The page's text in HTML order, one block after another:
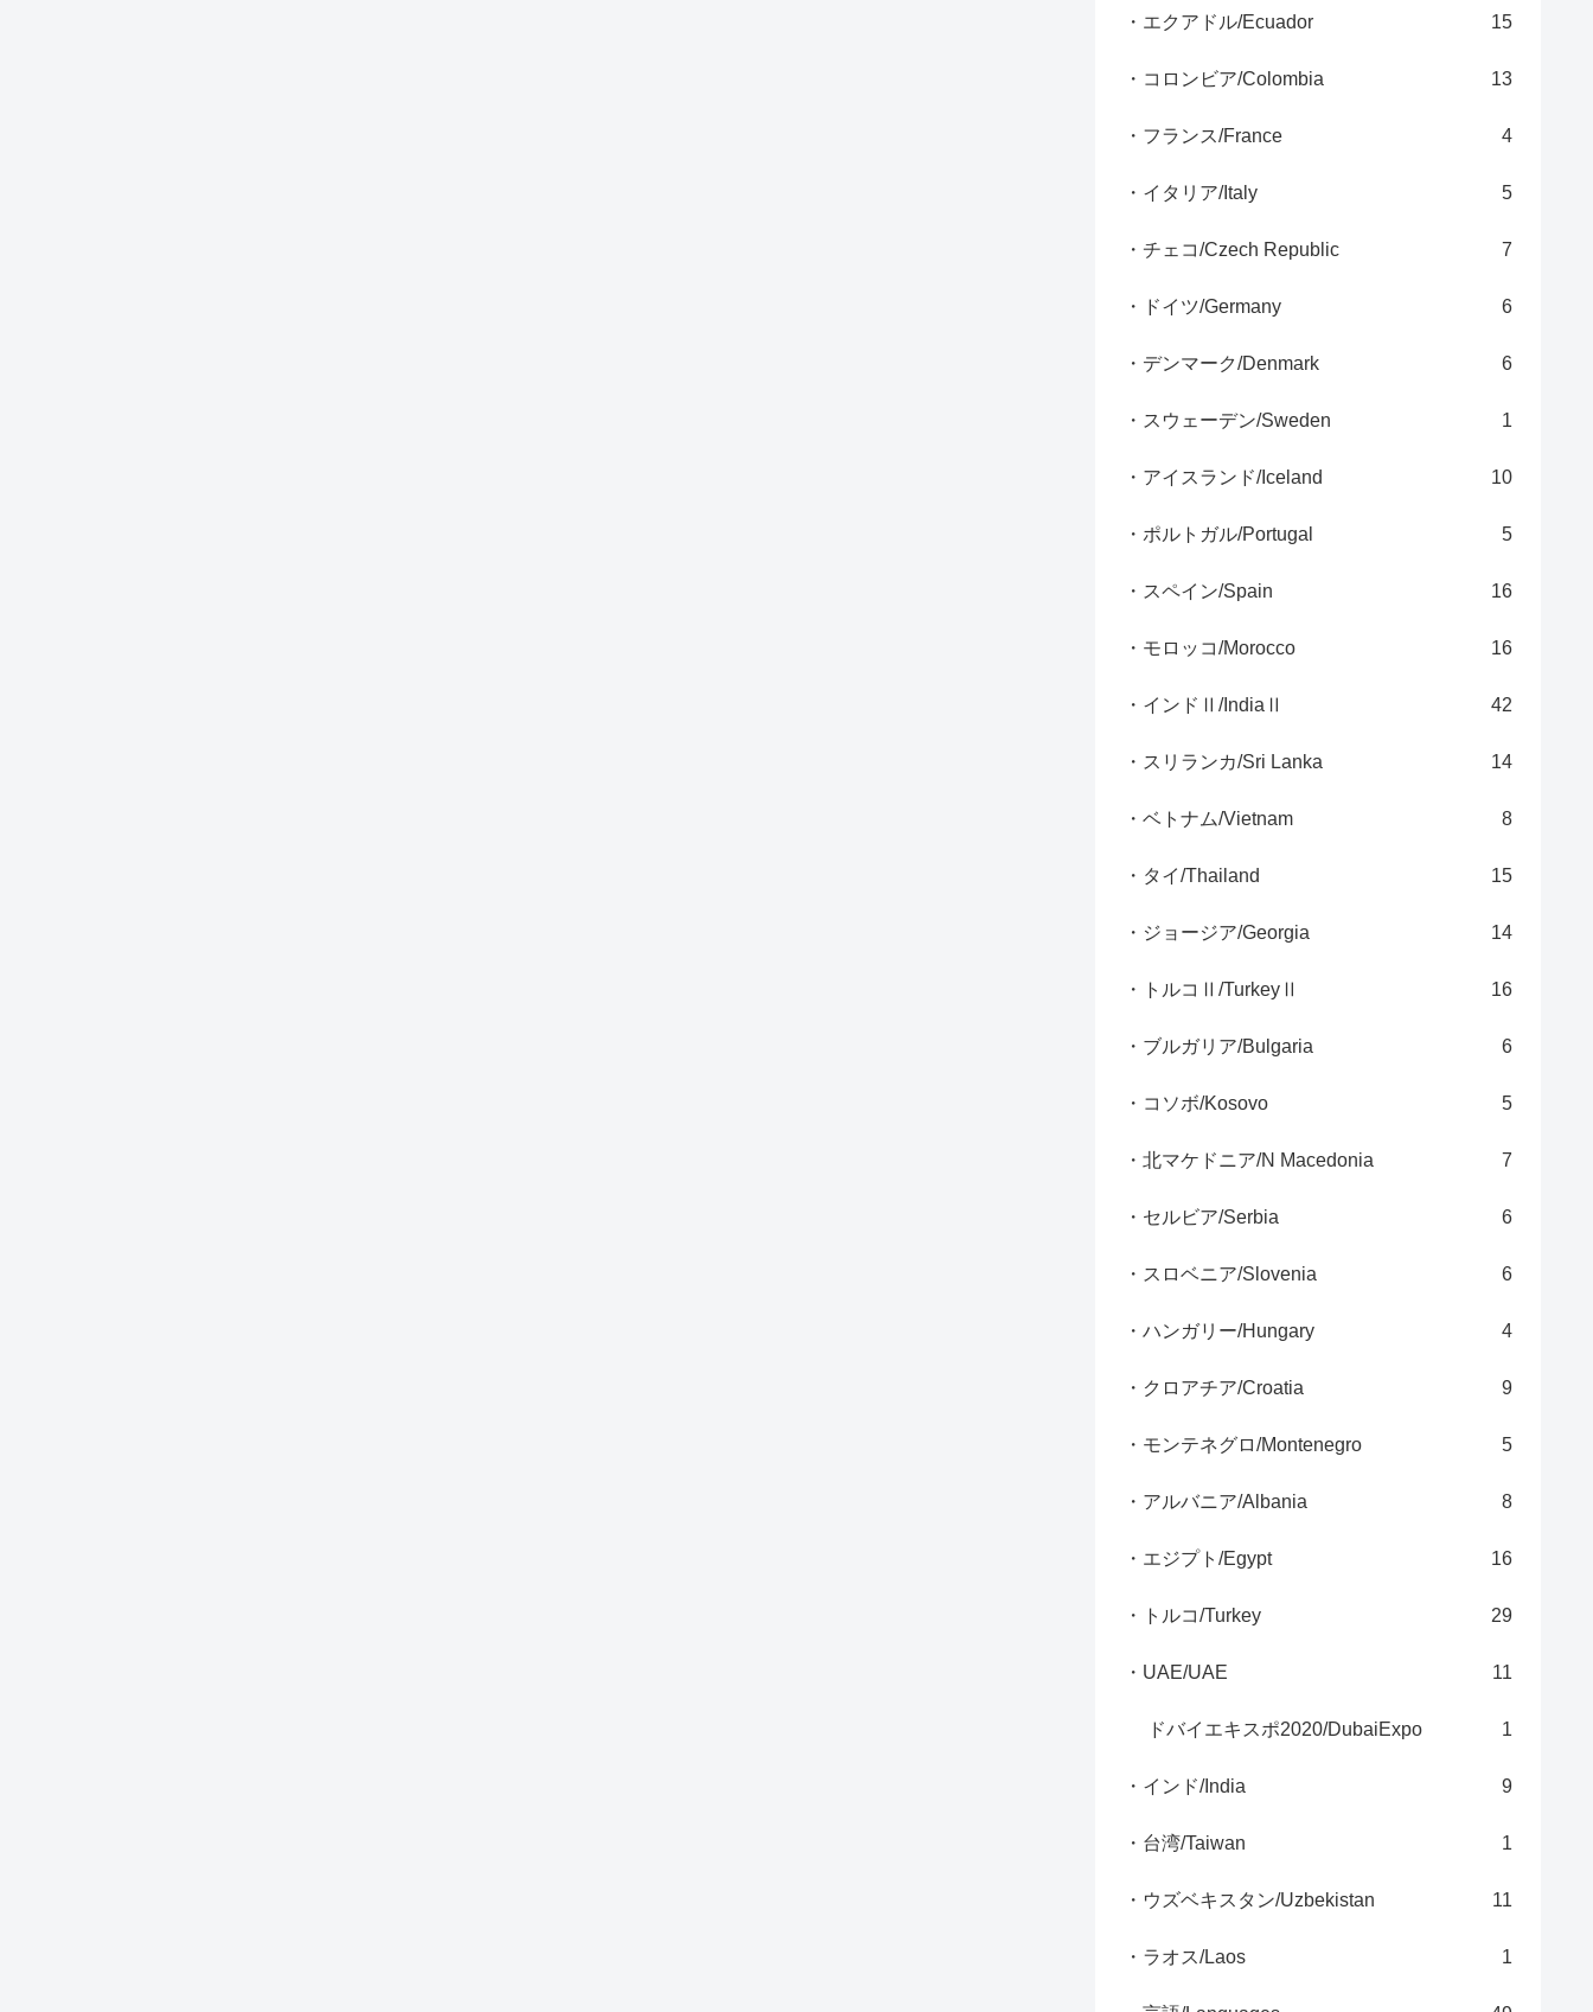
・エクアドル/Ecuador 15
・コロンビア/Colombia 13
・フランス/France 4
・イタリア/Italy 5
・チェコ/Czech Republic 7
・ドイツ/Germany 6
・デンマーク/Denmark 6
・スウェーデン/Sweden 1
・アイスランド/Iceland 10
・ポルトガル/Portugal 5
・スペイン/Spain 16
・モロッコ/Morocco 16
・インドⅡ/IndiaⅡ 42
・スリランカ/Sri Lanka 14
・ベトナム/Vietnam 8
・タイ/Thailand 15
・ジョージア/Georgia 14
・トルコⅡ/TurkeyⅡ 16
・ブルガリア/Bulgaria 6
・コソボ/Kosovo 5
・北マケドニア/N Macedonia 7
・セルビア/Serbia 6
・スロベニア/Slovenia 6
・ハンガリー/Hungary 4
・クロアチア/Croatia 9
・モンテネグロ/Montenegro 5
・アルバニア/Albania 8
・エジプト/Egypt 16
・トルコ/Turkey 29
・UAE/UAE 11
ドバイエキスポ2020/DubaiExpo 1
・インド/India 9
・台湾/Taiwan 1
・ウズベキスタン/Uzbekistan 11
・ラオス/Laos 1